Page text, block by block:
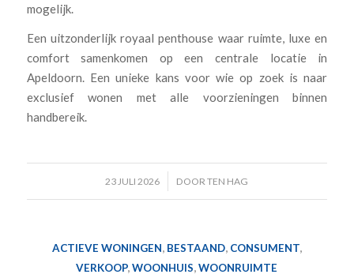
mogelijk.
Een uitzonderlijk royaal penthouse waar ruimte, luxe en
comfort samenkomen op een centrale locatie in
Apeldoorn. Een unieke kans voor wie op zoek is naar
exclusief wonen met alle voorzieningen binnen
handbereik.
23 JULI 2026
/ DOORTEN HAG
ACTIEVE WONINGEN, BESTAAND, CONSUMENT,
VERKOOP,WOONHUIS,WOONRUIMTE